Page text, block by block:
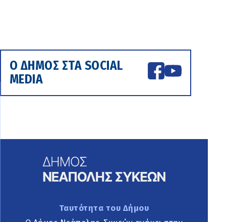
Ο ΔΗΜΟΣ ΣΤΑ SOCIAL
MEDIA
Ταυτότητα του Δήμου